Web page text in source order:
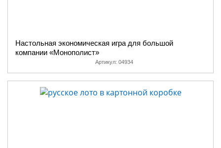
Настольная экономическая игра для большой
компании «Монополист»
Артикул: 04934